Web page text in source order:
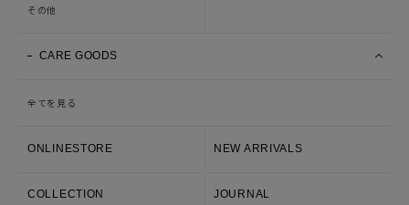
その他
CARE GOODS
全てを見る
ONLINESTORE NEW ARRIVALS
COLLECTION JOURNAL